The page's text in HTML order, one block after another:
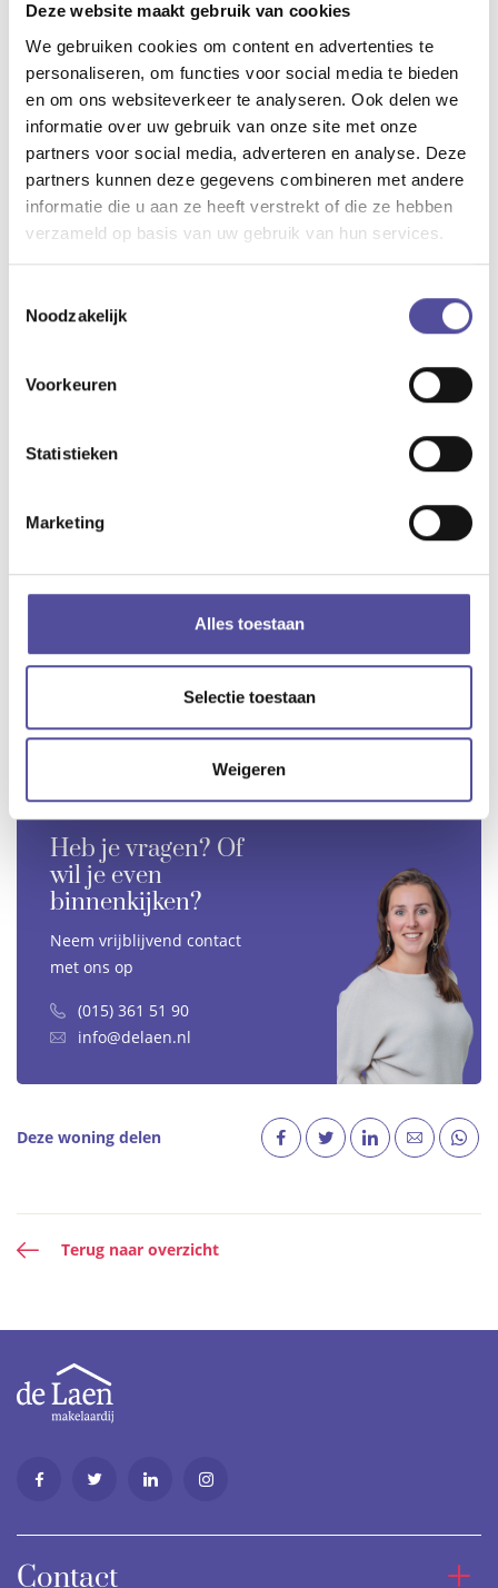
Deze website maakt gebruik van cookies
We gebruiken cookies om content en advertenties te
personaliseren, om functies voor social media te bieden
en om ons websiteverkeer te analyseren. Ook delen we
informatie over uw gebruik van onze site met onze
partners voor social media, adverteren en analyse. Deze
partners kunnen deze gegevens combineren met andere
informatie die u aan ze heeft verstrekt of die ze hebben
verzameld op basis van uw gebruik van hun services.
Noodzakelijk
Voorkeuren
Statistieken
Marketing
Alles toestaan
Selectie toestaan
Weigeren
gevels, grote ramen en houtwerk op gevels. En bij boerse
elementen aan raamluiken, ‘barn’ deuren, gootklossen,
roedeverdelingen in ramen en bijzondere kapvormen die iets
weg hebben van de boerse schuur.
Het contrast tussen het landschap en de architectuur zal de
natuurlijke beleving optimaliseren. Het kleurgebruik van de
materialen die worden toegepast in de woningen is in (lokale)
aardetinten die refereren naar het landschap. Op sommige
plekken zijn de materialen iets donkerder, daarmee worden
woninginstallatie. Deze installatie komt bij aankoop van de
woning volledig in eigendom van de woningeigenaar. De
Bouwbesluit en zijn dus gasloos en zeer energiezuinig.
Heb je vragen? Of
wil je even
binnenkijken?
Neem vrijblijvend contact
met ons op
(015) 361 51 90
info@delaen.nl
Deze woning delen
Terug naar overzicht
Contact